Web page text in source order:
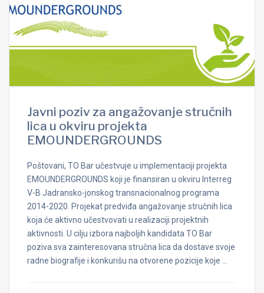
Javni poziv za angažovanje stručnih
lica u okviru projekta
EMOUNDERGROUNDS
Poštovani, TO Bar učestvuje u implementaciji projekta
EMOUNDERGROUNDS koji je finansiran u okviru Interreg
V-B Jadransko-jonskog transnacionalnog programa
2014-2020. Projekat predviđa angažovanje stručnih lica
koja će aktivno učestvovati u realizaciji projektnih
aktivnosti. U cilju izbora najboljih kandidata TO Bar
poziva sva zainteresovana stručna lica da dostave svoje
radne biografije i konkurišu na otvorene pozicije koje …